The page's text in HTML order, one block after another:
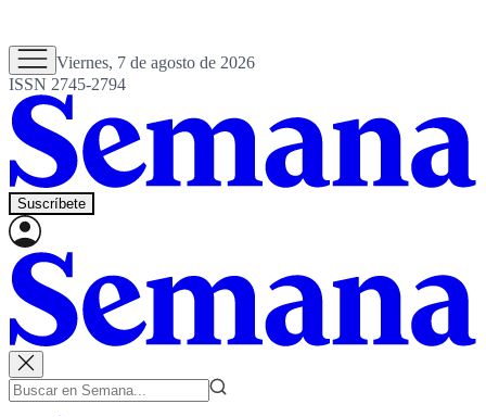
Viernes, 7 de agosto de 2026
ISSN 2745-2794
Suscríbete